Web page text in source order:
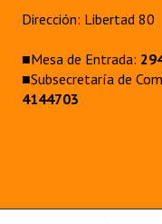
Dirección: Libertad 80
■Mesa de Entrada:
■Subsecretaría de
4144703